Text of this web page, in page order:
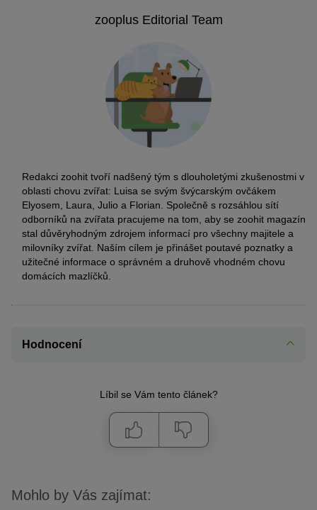
zooplus Editorial Team
Redakci zoohit tvoří nadšený tým s dlouholetými zkušenostmi v
oblasti chovu zvířat: Luisa se svým švýcarským ovčákem
Elyosem, Laura, Julio a Florian. Společně s rozsáhlou sítí
odborníků na zvířata pracujeme na tom, aby se zoohit magazín
stal důvěryhodným zdrojem informací pro všechny majitele a
milovníky zvířat. Naším cílem je přinášet poutavé poznatky a
užitečné informace o správném a druhově vhodném chovu
domácích mazlíčků.
Hodnocení
Líbil se Vám tento článek?
Mohlo by Vás zajímat: